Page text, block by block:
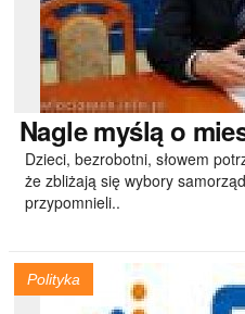
Naglemyślą o
Dzieci, bezrobotni, słowem
że zbliżają się wybory
przypomnieli..
Polityka